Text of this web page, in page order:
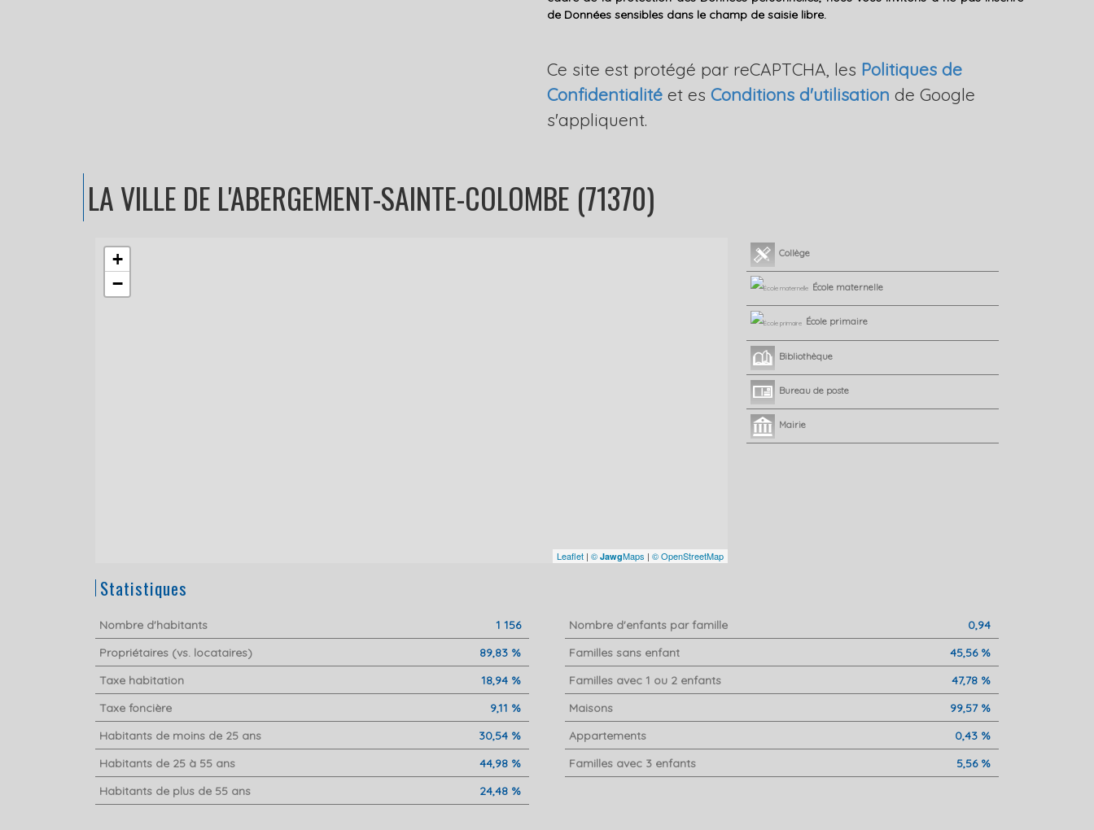
de Données sensibles dans le champ de saisie libre.
Ce site est protégé par reCAPTCHA, les Politiques de
Confidentialité et es Conditions d'utilisation de Google
s'appliquent.
LA VILLE DE L'ABERGEMENT-SAINTE-COLOMBE (71370)
+
−
Leaflet | © JawgMaps | © OpenStreetMap
Collège
École maternelle
École primaire
Bibliothèque
Bureau de poste
Mairie
Statistiques
Nombre d'habitants
1 156
Propriétaires (vs. locataires)
89,83 %
Taxe habitation
18,94 %
Taxe foncière
9,11 %
Habitants de moins de 25 ans
30,54 %
Habitants de 25 à 55 ans
44,98 %
Habitants de plus de 55 ans
24,48 %
Nombre d'enfants par famille
0,94
Familles sans enfant
45,56 %
Familles avec 1 ou 2 enfants
47,78 %
Maisons
99,57 %
Appartements
0,43 %
Familles avec 3 enfants
5,56 %